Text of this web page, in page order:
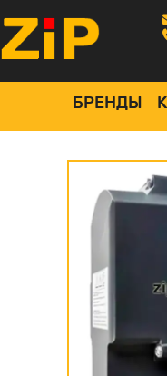
БРЕНДЫ